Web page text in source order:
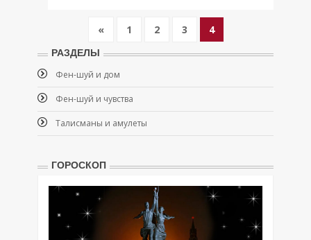
« 1 2 3 4
РАЗДЕЛЫ
Фен-шуй и дом
Фен-шуй и чувства
Талисманы и амулеты
ГОРОСКОП